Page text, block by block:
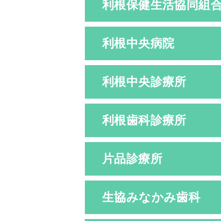
利根保健生活協同組
利根中央病院
利根中央診療所
利根歯科診療所
片品診療所
生協みなかみ歯科